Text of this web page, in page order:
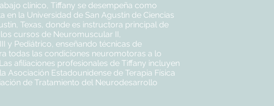
clínico, Tiffany se desempeña como
en la Universidad de San Agustín de Ciencias
Texas, donde es instructora principal de
cursos de Neuromuscular II,
y Pediátrico, enseñando técnicas de
todas las condiciones neuromotoras a lo
afiliaciones profesionales de Tiffany incluyen
Asociación Estadounidense de Terapia Física
de Tratamiento del Neurodesarrollo